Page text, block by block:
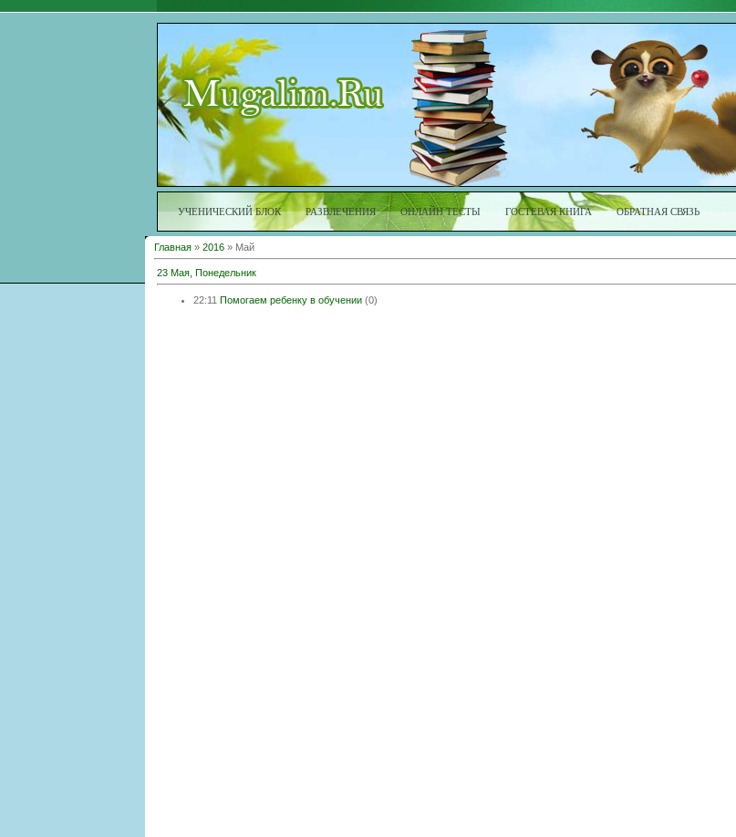
УЧЕНИЧЕСКИЙ БЛОК РАЗВЛЕЧЕНИЯ ОНЛАЙН ТЕСТЫ ГОСТЕВАЯ КНИГА ОБРАТНАЯ СВЯЗЬ
Главная» 2016 » Май
23 Мая, Понедельник
22:11 Помогаем ребенку в обучении (0)